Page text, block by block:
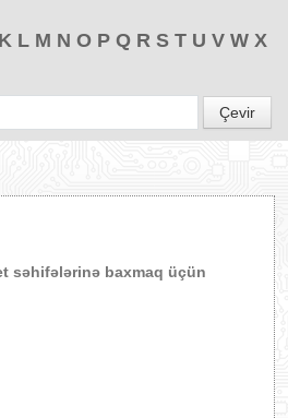
TƏDBİRLƏR
PROQRAMLAR
K L M N O P Q R S T U V W X
Çevir
səhifələrinə baxmaq üçün